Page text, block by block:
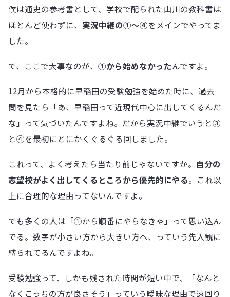
僕は通史の参考書として、学校で配られた山川の教科書は
ほとんど使わずに、 実況中継の①〜④をメインでやってま
した。
で、ここで大事なのが、 ①から始めなかったんですよ。
12月から本格的に早稲田の受験勉強を始めた時に、過去
問を見たら「あ、早稲田って近現代中心に出してくるんだ
な」って気づいたんですよね。だから実況中継でいうと③
と④を最初にとにかくぐるぐる回しました。
これって、よく考えたら当たり前じゃないですか。 自分の
志望校がよく出してくるところから優先的にやる。これ以
上に合理的な理由ってないんですよ。
でも多くの人は「①から順番にやらなきゃ」って思い込ん
でる。数字が小さい方から大きい方へ、っていう先入観に
縛られてるんですよね。
受験勉強って、しかも残された時間が短い中で、「なんと
なくこっちの方が良さそう」っていう曖昧な理由で遠回り